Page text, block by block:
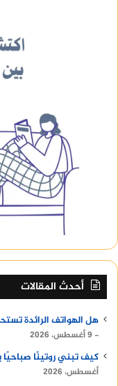
أحدث المقالات
هل الهواتف الرائدة
9 أغسطس، 2026
كيف تبني روتينًا
أغسطس، 2026